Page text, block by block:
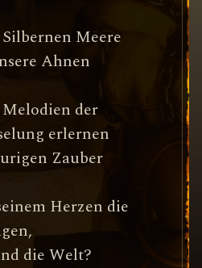
Meere
Ahnen
der
erlernen
Zauber
Herzen die
die Welt?